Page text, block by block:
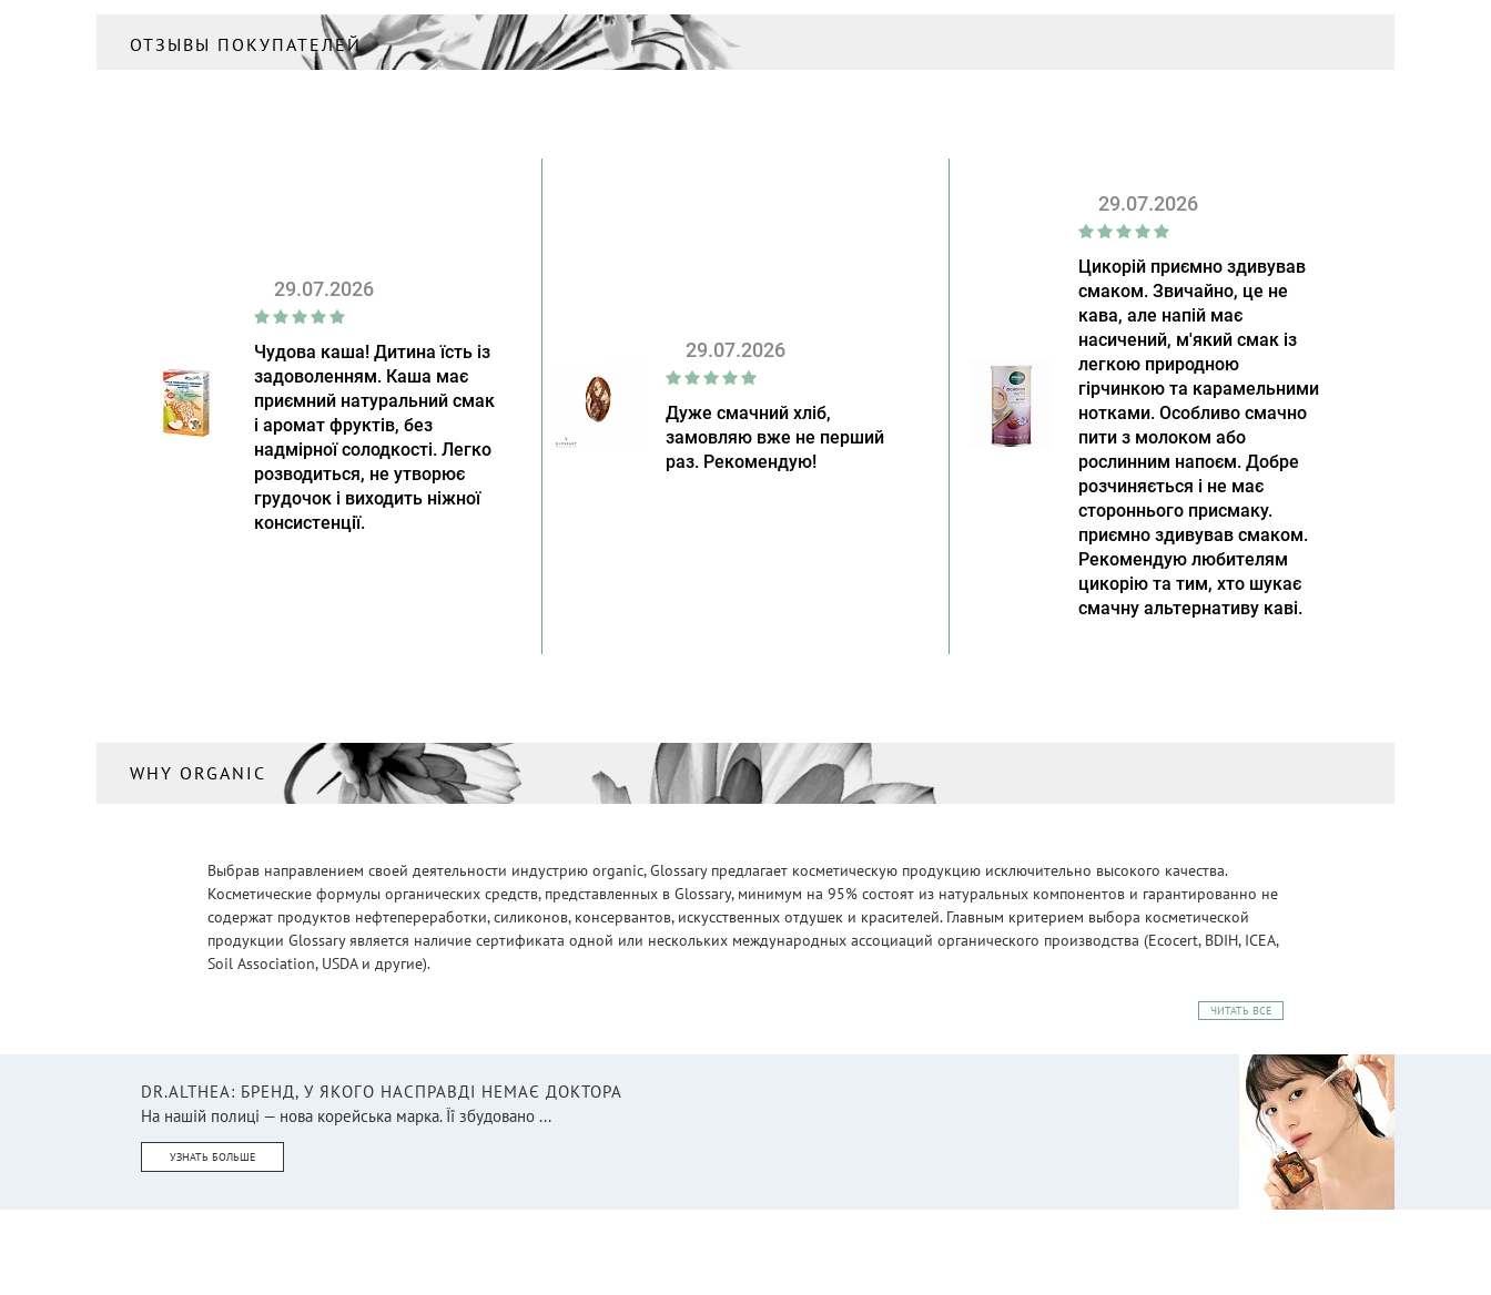
ОТЗЫВЫ ПОКУПАТЕЛЕЙ
29.07.2026
Чудова каша! Дитина їсть із
задоволенням. Каша має
приємний натуральний смак
і аромат фруктів, без
надмірної солодкості. Легко
розводиться, не утворює
грудочок і виходить ніжної
консистенції.
29.07.2026
Дуже смачний хліб,
замовляю вже не перший
раз. Рекомендую!
29.07.2026
Цикорій приємно здивував
смаком. Звичайно, це не
кава, але напій має
насичений, м'який смак із
легкою природною
гірчинкою та карамельними
нотками. Особливо смачно
пити з молоком або
рослинним напоєм. Добре
розчиняється і не має
стороннього присмаку.
приємно здивував смаком.
Рекомендую любителям
цикорію та тим, хто шукає
смачну альтернативу каві.
WHY ORGANIC
Выбрав направлением своей деятельности индустрию organic, Glossary предлагает косметическую продукцию исключительно высокого качества.
Косметические формулы органических средств, представленных в Glossary, минимум на 95% состоят из натуральных компонентов и гарантированно не
содержат продуктов нефтепереработки, силиконов, консервантов, искусственных отдушек и красителей. Главным критерием выбора косметической
продукции Glossary является наличие сертификата одной или нескольких международных ассоциаций органического производства (Ecocert, BDIH, ICEA,
Soil Association, USDA и другие).
ЧИТАТЬ ВСЕ
DR.ALTHEA: БРЕНД, У ЯКОГО НАСПРАВДІ НЕМАЄ ДОКТОРА
На нашій полиці — нова корейська марка. Її збудовано ...
УЗНАТЬ БОЛЬШЕ